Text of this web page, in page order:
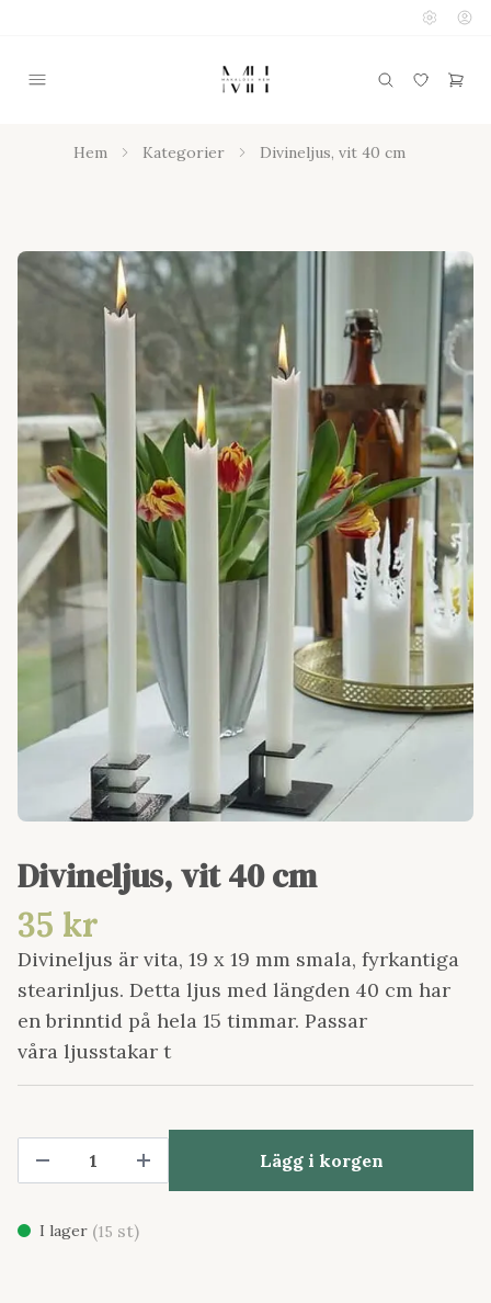
Hem Kategorier Divineljus, vit 40 cm
Divineljus, vit 40 cm
35 kr
Divineljus är vita, 19 x 19 mm smala, fyrkantiga
stearinljus. Detta ljus med längden 40 cm har
en brinntid på hela 15 timmar. Passar
våra ljusstakar t
Lägg i korgen
I lager (15 st)